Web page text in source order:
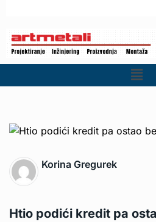
Korina Gregurek
Htio podići kredit pa